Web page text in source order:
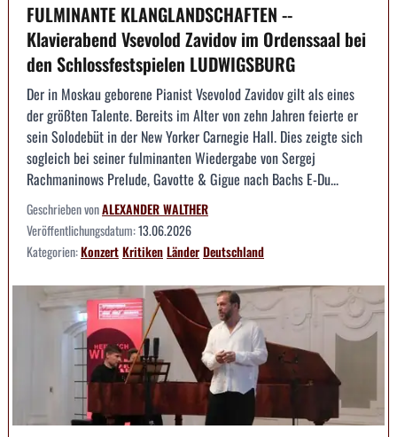
FULMINANTE KLANGLANDSCHAFTEN --
Klavierabend Vsevolod Zavidov im Ordenssaal bei
den Schlossfestspielen LUDWIGSBURG
Der in Moskau geborene Pianist Vsevolod Zavidov gilt als eines
der größten Talente. Bereits im Alter von zehn Jahren feierte er
sein Solodebüt in der New Yorker Carnegie Hall. Dies zeigte sich
sogleich bei seiner fulminanten Wiedergabe von Sergej
Rachmaninows Prelude, Gavotte & Gigue nach Bachs E-Du...
Geschrieben vonALEXANDER WALTHER
Veröffentlichungsdatum:13.06.2026
Kategorien:KonzertKritikenLänderDeutschland